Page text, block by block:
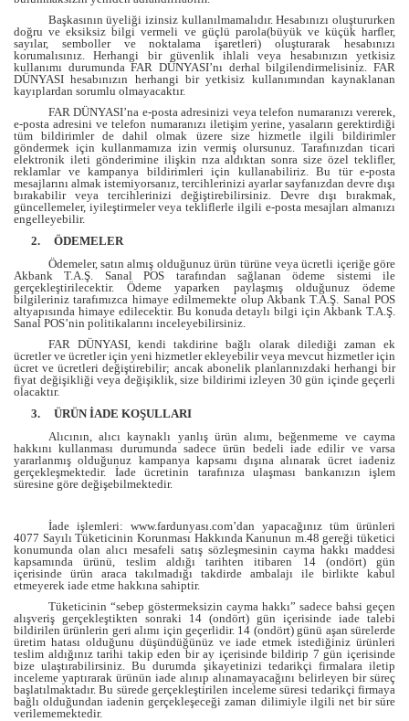
Başkasının üyeliği izinsiz kullanılmamalıdır. Hesabınızı oluştururken
doğru ve eksiksiz bilgi vermeli ve güçlü parola(büyük ve küçük harfler,
sayılar, semboller ve noktalama işaretleri) oluşturarak hesabınızı
korumalısınız. Herhangi bir güvenlik ihlali veya hesabınızın yetkisiz
kullanımı durumunda FAR DÜNYASI’nı derhal bilgilendirmelisiniz. FAR
DÜNYASI hesabınızın herhangi bir yetkisiz kullanımından kaynaklanan
kayıplardan sorumlu olmayacaktır.
FAR DÜNYASI’na e-posta adresinizi veya telefon numaranızı vererek,
e-posta adresini ve telefon numaranızı iletişim yerine, yasaların gerektirdiği
tüm bildirimler de dahil olmak üzere size hizmetle ilgili bildirimler
göndermek için kullanmamıza izin vermiş olursunuz. Tarafınızdan ticari
elektronik ileti gönderimine ilişkin rıza aldıktan sonra size özel teklifler,
reklamlar ve kampanya bildirimleri için kullanabiliriz. Bu tür e-posta
mesajlarını almak istemiyorsanız, tercihlerinizi ayarlar sayfanızdan devre dışı
bırakabilir veya tercihlerinizi değiştirebilirsiniz. Devre dışı bırakmak,
güncellemeler, iyileştirmeler veya tekliflerle ilgili e-posta mesajları almanızı
engelleyebilir.
2.
ÖDEMELER
Ödemeler, satın almış olduğunuz ürün türüne veya ücretli içeriğe göre
Akbank T.A.Ş. Sanal POS tarafından sağlanan ödeme sistemi ile
gerçekleştirilecektir. Ödeme yaparken paylaşmış olduğunuz ödeme
bilgileriniz tarafımızca himaye edilmemekte olup Akbank T.A.Ş. Sanal POS
altyapısında himaye edilecektir. Bu konuda detaylı bilgi içinAkbank T.A.Ş.
Sanal POS’nin politikalarını inceleyebilirsiniz.
FAR DÜNYASI, kendi takdirine bağlı olarak dilediği zaman ek
ücretler ve ücretler için yeni hizmetler ekleyebilir veya mevcut hizmetler için
ücret ve ücretleri değiştirebilir; ancak abonelik planlarınızdaki herhangi bir
fiyat değişikliği veya değişiklik, size bildirimi izleyen 30 gün içinde geçerli
olacaktır.
3.
ÜRÜN İADE KOŞULLARI
Alıcının, alıcı kaynaklı yanlış ürün alımı, beğenmeme ve cayma
hakkını kullanması durumunda sadece ürün bedeli iade edilir ve varsa
yararlanmış olduğunuz kampanya kapsamı dışına alınarak ücret iadeniz
gerçekleşmektedir. İade ücretinin tarafınıza ulaşması bankanızın işlem
süresine göre değişebilmektedir.
İade işlemleri: www.fardunyası.com’dan yapacağınız tüm ürünleri
4077 Sayılı Tüketicinin Korunması Hakkında Kanunun m.48 gereği tüketici
konumunda olan alıcı mesafeli satış sözleşmesinin cayma hakkı maddesi
kapsamında ürünü, teslim aldığı tarihten itibaren 14 (ondört) gün
içerisinde ürün araca takılmadığı takdirde ambalajı ile birlikte kabul
etmeyerek iade etme hakkına sahiptir.
Tüketicinin “sebep göstermeksizin cayma hakkı” sadece bahsi geçen
alışveriş gerçekleştikten sonraki 14 (ondört) gün içerisinde iade talebi
bildirilen ürünlerin geri alımı için geçerlidir. 14 (ondört) günü aşan sürelerde
üretim hatası olduğunu düşündüğünüz ve iade etmek istediğiniz ürünleri
teslim aldığınız tarihi takip eden bir ay içerisinde bildirip 7 gün içerisinde
bize ulaştırabilirsiniz. Bu durumda şikayetinizi tedarikçi firmalara iletip
inceleme yaptırarak ürünün iade alınıp alınamayacağını belirleyen bir süreç
başlatılmaktadır. Bu sürede gerçekleştirilen inceleme süresi tedarikçi firmaya
bağlı olduğundan iadenin gerçekleşeceği zaman dilimiyle ilgili net bir süre
verilememektedir.